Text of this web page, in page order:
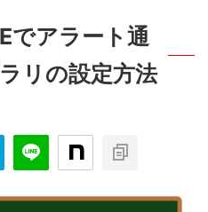
でアラート通
リの設定方法